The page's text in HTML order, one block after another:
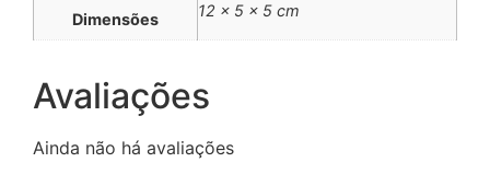
Dimensões 12 × 5 × 5 cm
Avaliações
Ainda não há avaliações